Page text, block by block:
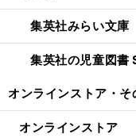
集英社みらい文庫
集英社の児童図書
オンラインストア・ そ
オンラインストア